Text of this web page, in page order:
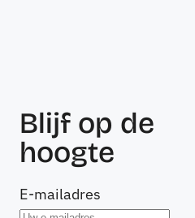
Blijf op de
hoogte
E-mailadres